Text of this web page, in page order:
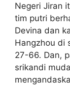
Negeri Jiran
tim putri
Devina dan
Hangzhou di
27-66. Dan,
srikandi